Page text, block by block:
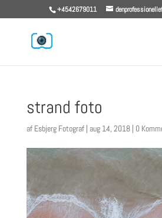
+4542679011
strand foto
af Esbjerg Fotograf| aug 14, 2018| 0